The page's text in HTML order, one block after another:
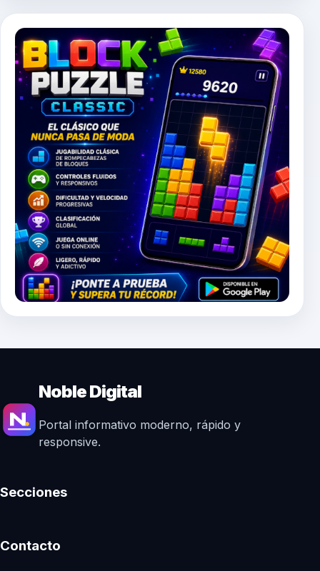
Noble Digital
Portal informativo moderno, rápido y
responsive.
Secciones
Contacto